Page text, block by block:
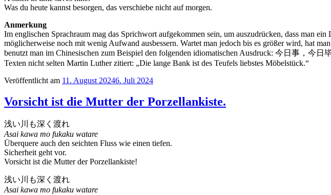
Was du heute kannst besorgen, das verschiebe nicht auf morgen.
Anmerkung
Im englischen Sprachraum mag das Sprichwort aufgekommen sein, um auszudrücken, dass man
möglicherweise noch mit wenig Aufwand ausbessern. Wartet man jedoch bis es größer wird, hat
benutzt man im Chinesischen zum Beispiel den folgenden idiomatischen Ausdruck: 今日​事，今
Texten nicht selten Martin Luther zitiert: „Die lange Bank ist des Teufels liebstes Möbelstück.“
Veröffentlicht am 11. August 20246. Juli 2024
Vorsicht ist die Mutter der Porzellankiste.
浅い川も深く渡れ
Asai kawa mo fukaku watare
Überquere auch den seichten Fluss wie einen tiefen.
Sicherheit geht vor.
Vorsicht ist die Mutter der Porzellankiste!
浅い川も深く渡れ
Asai kawa mo fukaku watare